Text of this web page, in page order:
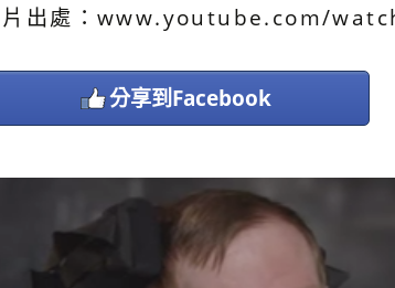
片出處：www.youtube.com/
分享到Facebook